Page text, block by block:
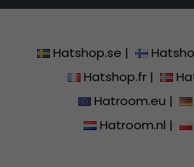
Hatshop.se |
Hatshop.fr|
Hatroom.eu |
Hatroom.nl |